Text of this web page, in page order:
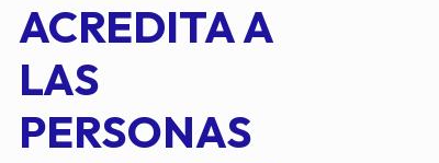
ACREDITA A
LAS
PERSONAS